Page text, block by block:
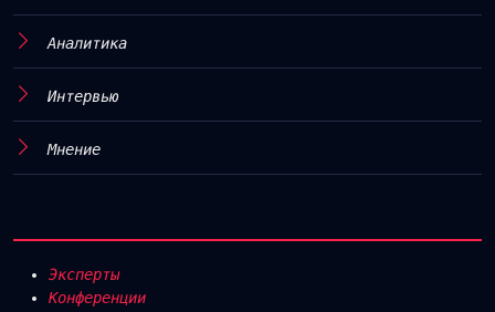
Аналитика
Интервью
Мнение
Эксперты
Конференции